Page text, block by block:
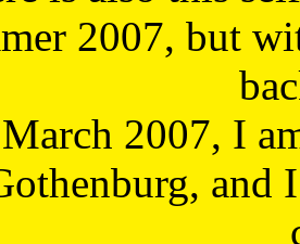
2007, but
2007, I
and